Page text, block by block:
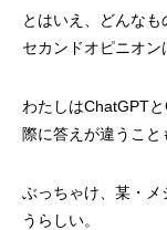
とはいえ、どんなも
セカンドオピニオン
わたしはChatGPT
際に答えが違うこと
ぶっちゃけ、某・
うらしい。